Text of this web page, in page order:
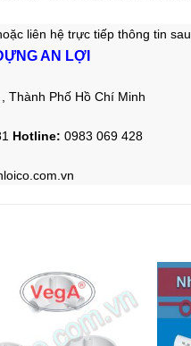
liên hệ trực tiếp thông tin sau
AN LỢI
Thành Phố Hồ Chí Minh
Hotline: 0983 069 428